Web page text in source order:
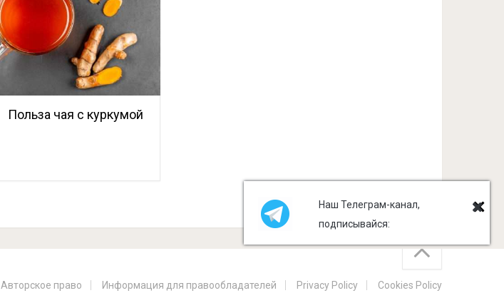
Польза чая с куркумой
Авторское право Информация для правообладателей Privacy Policy Cookies Policy
Наш Телеграм-канал,
подписывайся: